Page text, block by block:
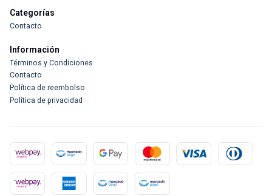
Categorías
Contacto
Información
Términos y Condiciones
Contacto
Política de reembolso
Política de privacidad